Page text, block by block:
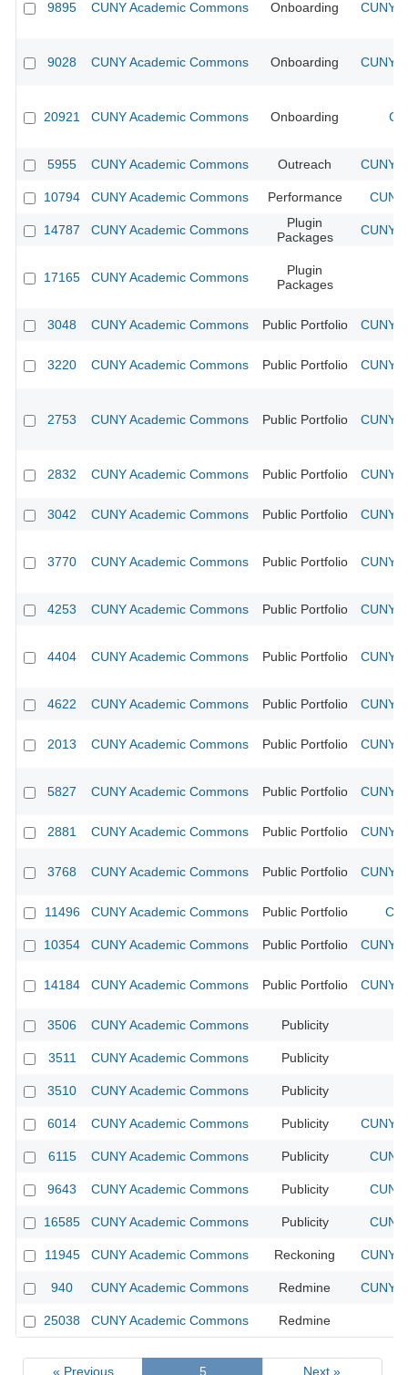
9895 CUNY Academic Commons Onboarding CUNY
9028 CUNY Academic Commons Onboarding CUNY
20921 CUNY Academic Commons Onboarding
5955 CUNY Academic Commons Outreach CUNY
10794 CUNY Academic Commons Performance
14787 CUNY Academic Commons
Plugin
Packages
CUNY
17165 CUNY Academic Commons
Plugin
Packages
3048 CUNY Academic Commons Public Portfolio CUNY
3220 CUNY Academic Commons Public Portfolio CUNY
2753 CUNY Academic Commons Public Portfolio CUNY
2832 CUNY Academic Commons Public Portfolio CUNY
3042 CUNY Academic Commons Public Portfolio CUNY
3770 CUNY Academic Commons Public Portfolio CUNY
4253 CUNY Academic Commons Public Portfolio CUNY
4404 CUNY Academic Commons Public Portfolio CUNY
4622 CUNY Academic Commons Public Portfolio CUNY
2013 CUNY Academic Commons Public Portfolio CUNY
5827 CUNY Academic Commons Public Portfolio CUNY
2881 CUNY Academic Commons Public Portfolio CUNY
3768 CUNY Academic Commons Public Portfolio CUNY
11496 CUNY Academic Commons Public Portfolio
10354 CUNY Academic Commons Public Portfolio CUNY
14184 CUNY Academic Commons Public Portfolio CUNY
3506 CUNY Academic Commons Publicity
3511 CUNY Academic Commons Publicity
3510 CUNY Academic Commons Publicity
6014 CUNY Academic Commons Publicity CUNY
6115 CUNY Academic Commons Publicity
9643 CUNY Academic Commons Publicity
16585 CUNY Academic Commons Publicity
11945 CUNY Academic Commons Reckoning CUNY
940 CUNY Academic Commons Redmine CUNY
25038 CUNY Academic Commons Redmine
« Previous 5 Next »